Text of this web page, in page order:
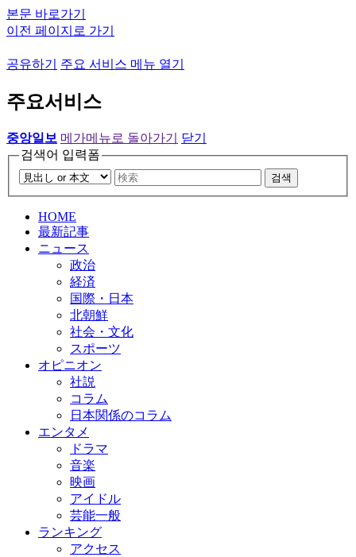
본문 바로가기
이전 페이지로 가기
공유하기 주요 서비스 메뉴 열기
주요서비스
중앙일보 메가메뉴로 돌아가기
닫기
검색어 입력폼
검색
HOME
最新記事
ニュース
政治
経済
国際・日本
北朝鮮
社会・文化
スポーツ
オピニオン
社説
コラム
日本関係のコラム
エンタメ
ドラマ
音楽
映画
アイドル
芸能一般
ランキング
アクセス